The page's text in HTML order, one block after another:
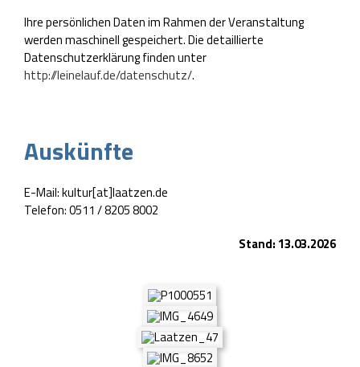
Ihre persönlichen Daten im Rahmen der Veranstaltung
werden maschinell gespeichert. Die detaillierte
Datenschutzerklärung finden unter
http://leinelauf.de/datenschutz/.
Auskünfte
E-Mail: kultur[at]laatzen.de
Telefon: 0511 / 8205 8002
Stand: 13.03.2026